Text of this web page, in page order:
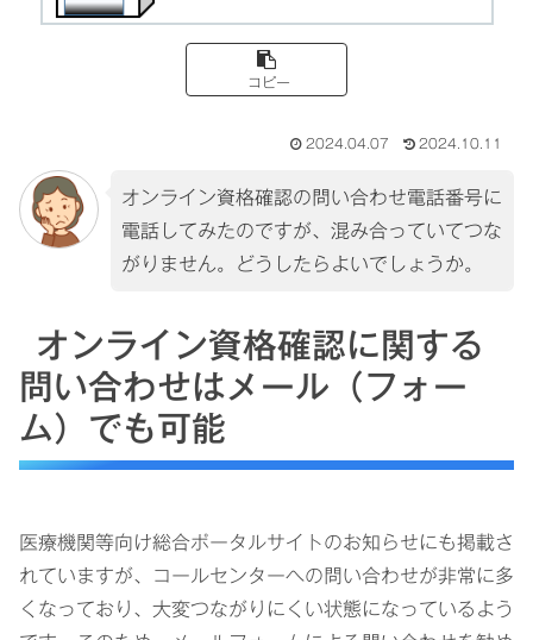
コピー
2024.04.07 2024.10.11
オンライン資格確認の問い合わせ電話番号に
電話してみたのですが、混み合っていてつな
がりません。どうしたらよいでしょうか。
オンライン資格確認に関する
問い合わせはメール（フォー
ム）でも可能
医療機関等向け総合ポータルサイトのお知らせにも掲載さ
れていますが、コールセンターへの問い合わせが非常に多
くなっており、大変つながりにくい状態になっているよう